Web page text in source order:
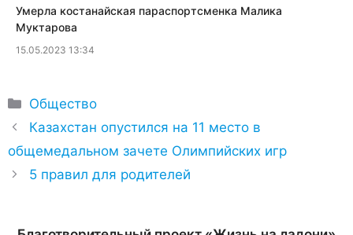
​Умерла костанайская параспортсменка Малика
Муктарова
15.05.2023 13:34
Рубрики
Общество
Казахстан опустился на 11 место в
общемедальном зачете Олимпийских игр
5 правил для родителей